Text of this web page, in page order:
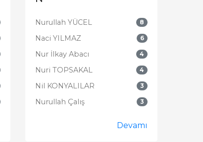
Nurullah YÜCEL 8
Naci YILMAZ 6
Nur İlkay Abacı 4
Nuri TOPSAKAL 4
Nil KONYALILAR 3
Nurullah Çalış 3
Devamı